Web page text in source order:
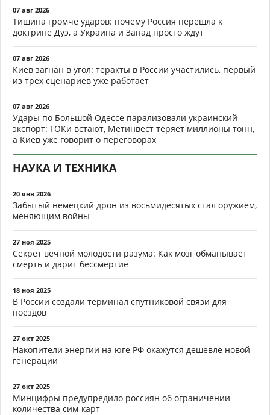
07 авг 2026
Тишина громче ударов: почему Россия перешла к
доктрине Дуэ, а Украина и Запад просто ждут
07 авг 2026
Киев загнан в угол: теракты в России участились, первый
из трёх сценариев уже работает
07 авг 2026
Удары по Большой Одессе парализовали украинский
экспорт: ГОКи встают, Метинвест теряет миллионы тонн,
а Киев уже говорит о переговорах
НАУКА И ТЕХНИКА
20 янв 2026
Забытый немецкий дрон из восьмидесятых стал оружием,
меняющим войны
27 ноя 2025
Секрет вечной молодости разума: Как мозг обманывает
смерть и дарит бессмертие
18 ноя 2025
В России создали терминал спутниковой связи для
поездов
27 окт 2025
Накопители энергии на юге РФ окажутся дешевле новой
генерации
27 окт 2025
Минцифры предупредило россиян об ограничении
количества сим-карт